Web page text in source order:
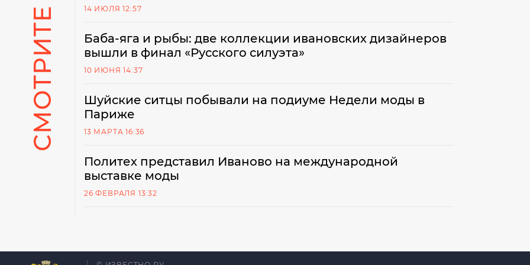
14 ИЮЛЯ 12:57
Баба-яга и рыбы: две коллекции ивановских дизайнеров
вышли в финал «Русского силуэта»
10 ИЮНЯ 14:37
Шуйские ситцы побывали на подиуме Недели моды в
Париже
13 МАРТА 16:36
Политех представил Иваново на международной
выставке моды
26 ФЕВРАЛЯ 13:32